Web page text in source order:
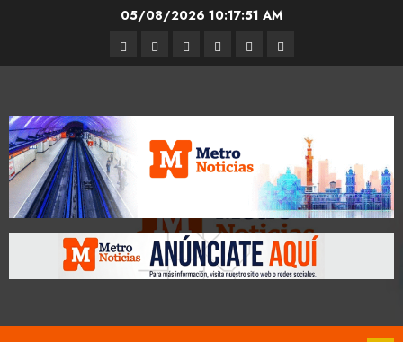
05/08/2026 10:17:52 AM
Entrevistas
Espectáculos
Movilidad
Metro
CDMX
CulturaOpinión